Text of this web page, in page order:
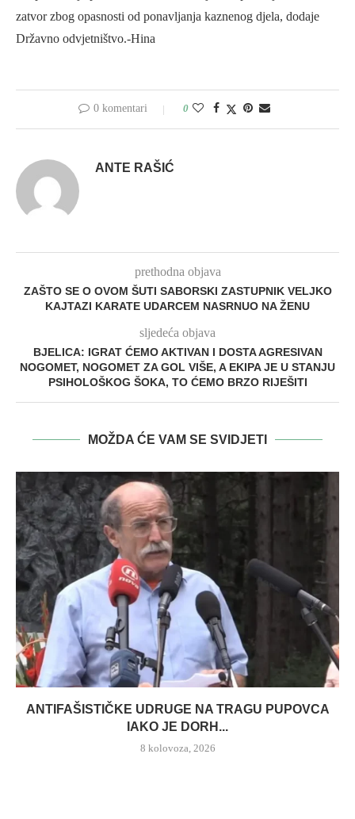
zatvor zbog opasnosti od ponavljanja kaznenog djela, dodaje
Državno odvjetništvo.-Hina
0 komentari 0
ANTE RAŠIĆ
prethodna objava
ZAŠTO SE O OVOM ŠUTI SABORSKI ZASTUPNIK VELJKO
KAJTAZI KARATE UDARCEM NASRNUO NA ŽENU
sljedeća objava
BJELICA: IGRAT ĆEMO AKTIVAN I DOSTA AGRESIVAN
NOGOMET, NOGOMET ZA GOL VIŠE, A EKIPA JE U STANJU
PSIHOLOŠKOG ŠOKA, TO ĆEMO BRZO RIJEŠITI
MOŽDA ĆE VAM SE SVIDJETI
ANTIFAŠISTIČKE UDRUGE NA TRAGU PUPOVCA
IAKO JE DORH...
8 kolovoza, 2026